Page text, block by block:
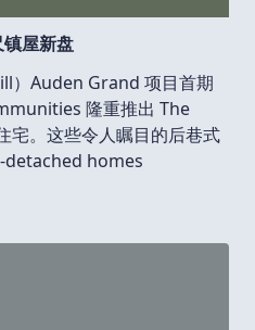
屋新盘
）Auden Grand 项目首期
隆重推出 The
宅。这些令人瞩目的后巷式
detached homes